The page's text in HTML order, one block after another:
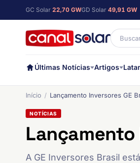
GC Solar 22,70 GWGD Solar 49,91 GW
Últimas Notícias Artigos
Início Lançamento Inversores GE
NOTÍCIAS
Lançamento
A GE Inversores Brasil